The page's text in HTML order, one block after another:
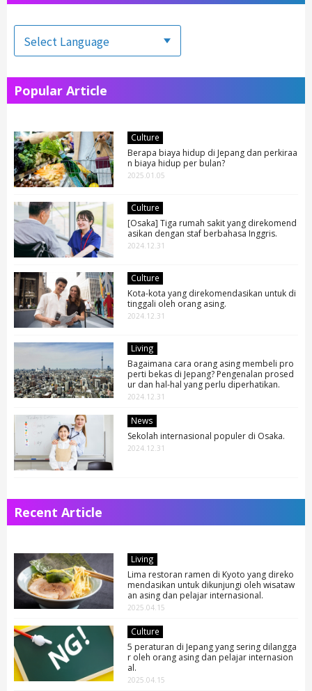
Popular Article
Culture
Berapa biaya hidup di Jepang dan perkiraa
n biaya hidup per bulan?
2025.01.05
Culture
[Osaka] Tiga rumah sakit yang direkomend
asikan dengan staf berbahasa Inggris.
2024.12.31
Culture
Kota-kota yang direkomendasikan untuk di
tinggali oleh orang asing.
2024.12.31
Living
Bagaimana cara orang asing membeli pro
perti bekas di Jepang? Pengenalan prosed
ur dan hal-hal yang perlu diperhatikan.
2024.12.31
News
Sekolah internasional populer di Osaka.
2024.12.31
Recent Article
Living
Lima restoran ramen di Kyoto yang direko
mendasikan untuk dikunjungi oleh wisataw
an asing dan pelajar internasional.
2025.04.15
Culture
5 peraturan di Jepang yang sering dilangga
r oleh orang asing dan pelajar internasion
al.
2025.04.15